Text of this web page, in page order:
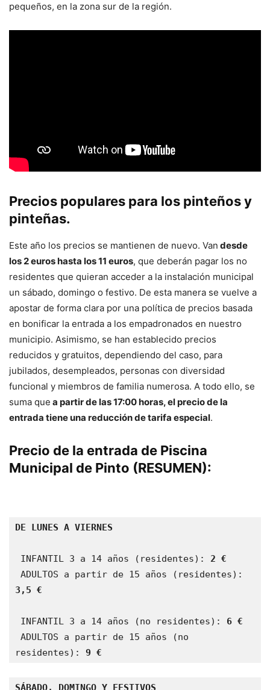
pequeños, en la zona sur de la región.
Precios populares para los pinteños y
pinteñas.
Este año los precios se mantienen de nuevo. Van desde
los 2 euros hasta los 11 euros, que deberán pagar los no
residentes que quieran acceder a la instalación municipal
un sábado, domingo o festivo. De esta manera se vuelve a
apostar de forma clara por una política de precios basada
en bonificar la entrada a los empadronados en nuestro
municipio. Asimismo, se han establecido precios
reducidos y gratuitos, dependiendo del caso, para
jubilados, desempleados, personas con diversidad
funcional y miembros de familia numerosa. A todo ello, se
suma que a partir de las 17:00 horas, el precio de la
entrada tiene una reducción de tarifa especial.
Precio de la entrada de Piscina
Municipal de Pinto (RESUMEN):
DE LUNES A VIERNES
INFANTIL 3 a 14 años (residentes): 2 €
3,5 €
INFANTIL 3 a 14 años (no residentes): 6 €
residentes): 9 €
SÁBADO, DOMINGO Y FESTIVOS